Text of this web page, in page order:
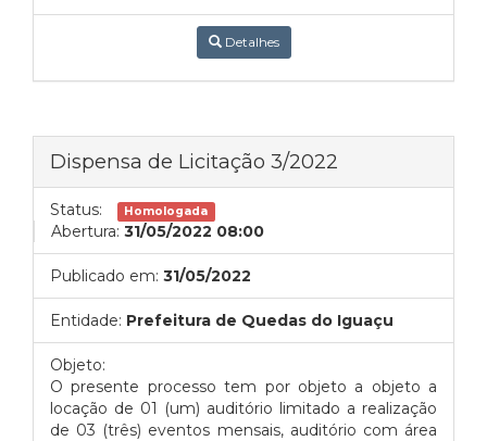
Detalhes
Dispensa de Licitação 3/2022
Status: Homologada
Abertura: 31/05/2022 08:00
Publicado em: 31/05/2022
Entidade: Prefeitura de Quedas do Iguaçu
Objeto:
O presente processo tem por objeto a objeto a
locação de 01 (um) auditório limitado a realização
de 03 (três) eventos mensais, auditório com área